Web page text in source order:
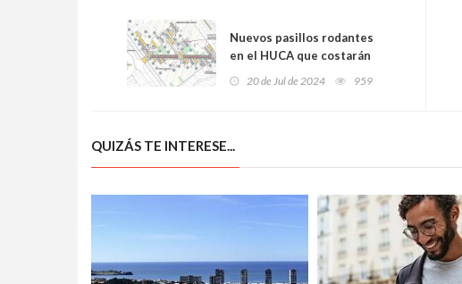
Nuevos pasillos rodantes
en el HUCA que costarán
2,7 millones de euros
20 de Jul de 2024 959
QUIZÁS TE INTERESE...